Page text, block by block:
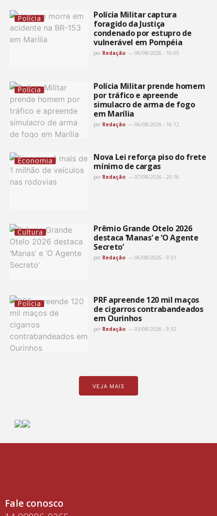
Polícia
Polícia Militar captura
foragido da Justiça
condenado por estupro de
vulnerável em Pompéia
por Redação 06/08/2026 - 16:05
Polícia
Polícia Militar prende homem
por tráfico e apreende
simulacro de arma de fogo
em Marília
por Redação 06/08/2026 - 16:12
Economia
Nova Lei reforça piso do frete
mínimo de cargas
por Redação 07/08/2026 - 20:16
Cultura
Prêmio Grande Otelo 2026
destaca ‘Manas’ e ‘O Agente
Secreto’
por Redação 06/08/2026 - 9:31
Polícia
PRF apreende 120 mil maços
de cigarros contrabandeados
em Ourinhos
por Redação 03/08/2026 - 9:32
VEJA MAIS
Fale conosco